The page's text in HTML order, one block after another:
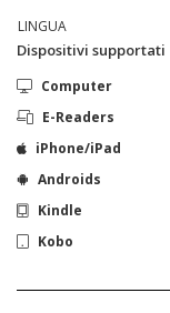
LINGUA
Dispositivi supportati
Computer
E-Readers
iPhone/iPad
Androids
Kindle
Kobo